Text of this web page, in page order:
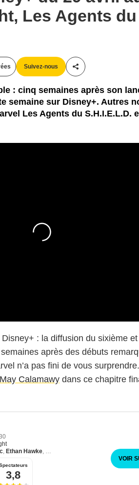
Les Agents
Suivez-nous
Partager cet article
: cinq semaines après son
semaine sur Disney+. Autres
Les Agents du S.H.I.E.L.D.
: la diffusion du sixième
après des débuts
n’a pas fini de vous
May Calamawy dans ce chapitre
, Ethan Hawke, May Calamawy
3,8
VOIR